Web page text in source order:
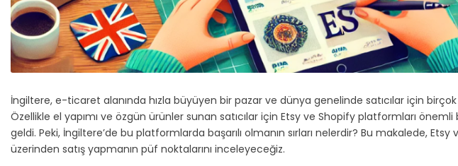
İngiltere, e-ticaret alanında hızla büyüyen bir pazar ve dünya genelinde satıcılar için
Özellikle el yapımı ve özgün ürünler sunan satıcılar için Etsy ve Shopify platformları
geldi. Peki, İngiltere’de bu platformlarda başarılı olmanın sırları nelerdir? Bu makalede, Etsy
üzerinden satış yapmanın püf noktalarını inceleyeceğiz.